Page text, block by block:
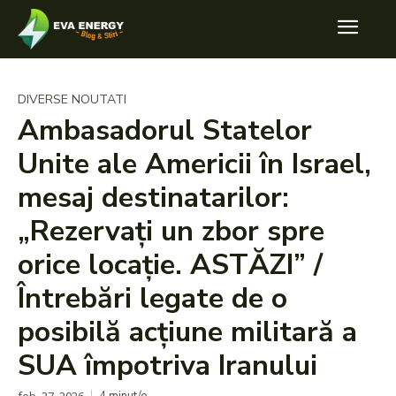
DIVERSE NOUTATI
Ambasadorul Statelor
Unite ale Americii în Israel,
mesaj destinatarilor:
„Rezervați un zbor spre
orice locație. ASTĂZI” /
Întrebări legate de o
posibilă acțiune militară a
SUA împotriva Iranului